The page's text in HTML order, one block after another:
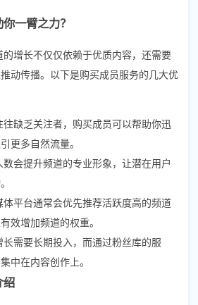
一臂之力？
增长不仅仅依赖于优质内容，还需要
动传播。以下是购买成员服务的几大优
往缺乏关注者，购买成员可以帮助你迅
更多自然流量。
数会提升频道的专业形象，让潜在用户
体平台通常会优先推荐活跃度高的频道
效增加频道的权重。
长需要长期投入，而通过粉丝库的服
中在内容创作上。
绍